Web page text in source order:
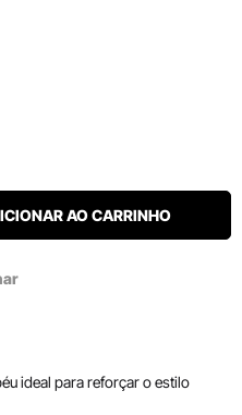
AO CARRINHO
ideal para reforçar o estilo